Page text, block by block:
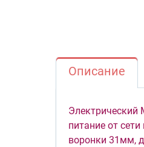
Описание
Электрический
питание от
воронки 31мм,